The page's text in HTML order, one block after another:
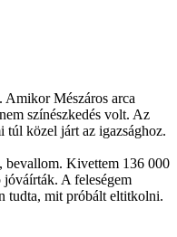
Amikor Mészáros arca
színészkedés volt. Az
túl közel járt az igazsághoz.
bevallom. Kivettem 136 000
A feleségem
tudta, mit próbált eltitkolni.